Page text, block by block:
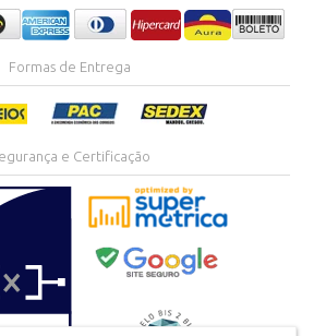
Formas de Entrega
e Certificação